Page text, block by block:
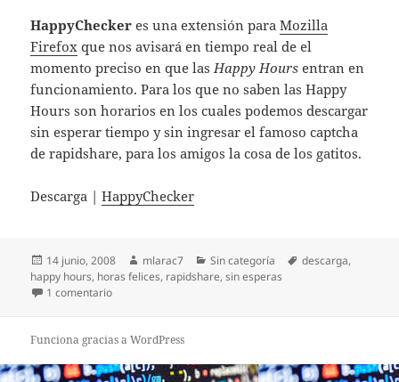
HappyChecker es una extensión paraMozilla
Firefox que nos avisará en tiempo real de el
momento preciso en que lasHappy Hours entran en
funcionamiento. Para los que no saben las Happy
Hours son horarios en los cuales podemos descargar
sin esperar tiempo y sin ingresar el famoso captcha
de rapidshare, para los amigos la cosa de los gatitos.
Descarga |HappyChecker
Publicado
el
14 junio, 2008 Autor
mlarac7 Categorías
Sin categoría Etiquetas
descarga,
happy hours, horas felices, rapidshare,sin esperas
1 comentarioen Olvidate de los gatitos de rapidshare, bienvenidas
Funciona gracias a WordPress